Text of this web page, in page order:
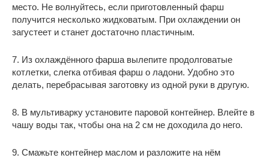
место. Не волнуйтесь, если приготовленный фарш
получится несколько жидковатым. При охлаждении он
загустеет и станет достаточно пластичным.
7. Из охлаждённого фарша вылепите продолговатые
котлетки, слегка отбивая фарш о ладони. Удобно это
делать, перебрасывая заготовку из одной руки в другую.
8. В мультиварку установите паровой контейнер. Влейте в
чашу воды так, чтобы она на 2 см не доходила до него.
9. Смажьте контейнер маслом и разложите на нём